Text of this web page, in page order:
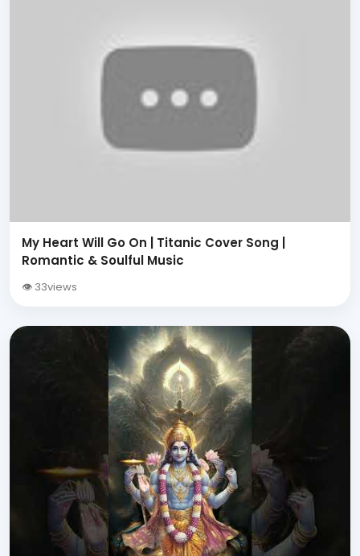
My Heart Will Go On | Titanic Cover Song |
Romantic & Soulful Music
👁 33views